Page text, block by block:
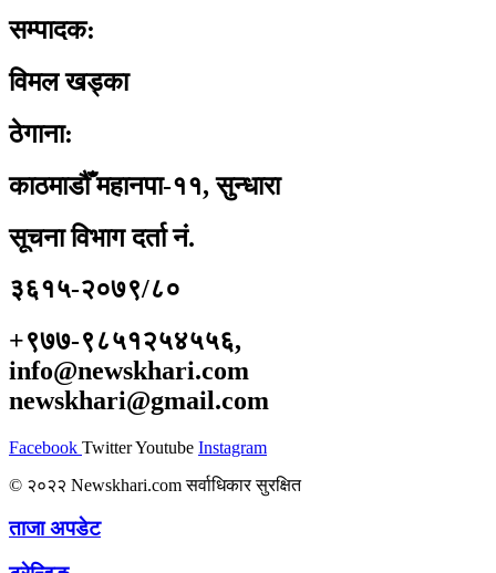
सम्पादक:
विमल खड्का
ठेगाना:
काठमाडौँ महानपा-११, सुन्धारा
सूचना विभाग दर्ता नं.
३६१५-२०७९/८०
+९७७-९८५१२५४५५६,
info@newskhari.com
newskhari@gmail.com
Facebook TwitterYoutube Instagram
© २०२२ Newskhari.com सर्वाधिकार सुरक्षित
ताजा अपडेट